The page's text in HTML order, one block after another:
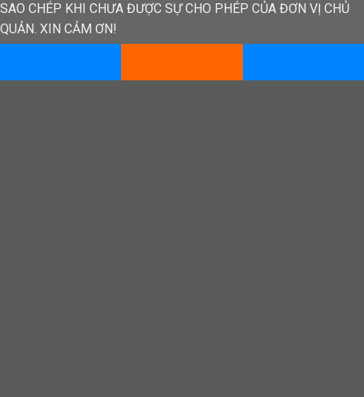
SAO CHÉP KHI CHƯA ĐƯỢC SỰ CHO PHÉP CỦA ĐƠN VỊ CHỦ
QUẢN. XIN CẢM ƠN!